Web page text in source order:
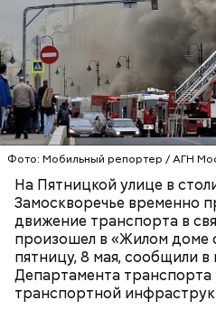
Фото: Мобильный репортер / АГН
На Пятницкой улице в
Замоскворечье временно
движение транспорта в
произошел в «Жилом доме
пятницу, 8 мая, сообщили
Департамента
транспортной
Блогеру грозило до семи
— Мы съездили за
Play
Video
Видео: пресс-служба ГСУ СК по